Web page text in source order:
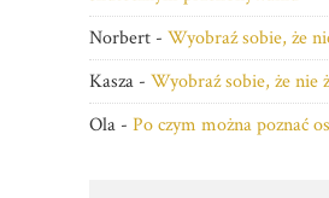
Norbert - Wyobraź sobie, że
Kasza - Wyobraź sobie, że nie
Ola - Po czym można poznać